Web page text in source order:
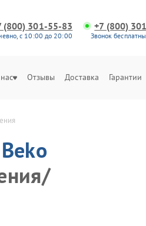
(800) 301-55-83
с 10:00 до 20:00
+7 (800)
Звонок
Отзывы Доставка Гарантии
Beko